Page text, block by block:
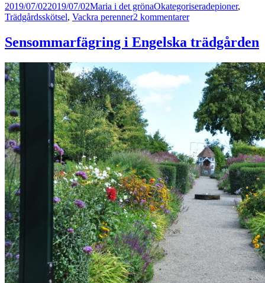
Postat
2019/07/022019/07/02Författare
Maria i det grönaKategorier
OkategoriseradeTaggar
pioner,
Trädgårdsskötsel, Vackra perenner2 kommentarertill
Sensommarfägring i Engelska trädgården